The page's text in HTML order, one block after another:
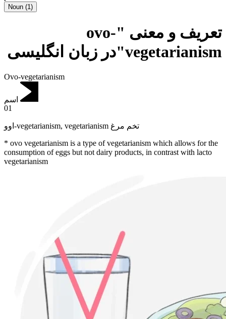
Noun (1)
تعریف و معنی "ovo-
vegetarianism"در زبان انگلیسی
Ovo-vegetarianism
اسم
01
اوو-vegetarianism,
vegetarianism تخم مرغ
* ovo vegetarianism is a type of vegetarianism which allows for the
consumption of eggs but not dairy products, in contrast with lacto
vegetarianism